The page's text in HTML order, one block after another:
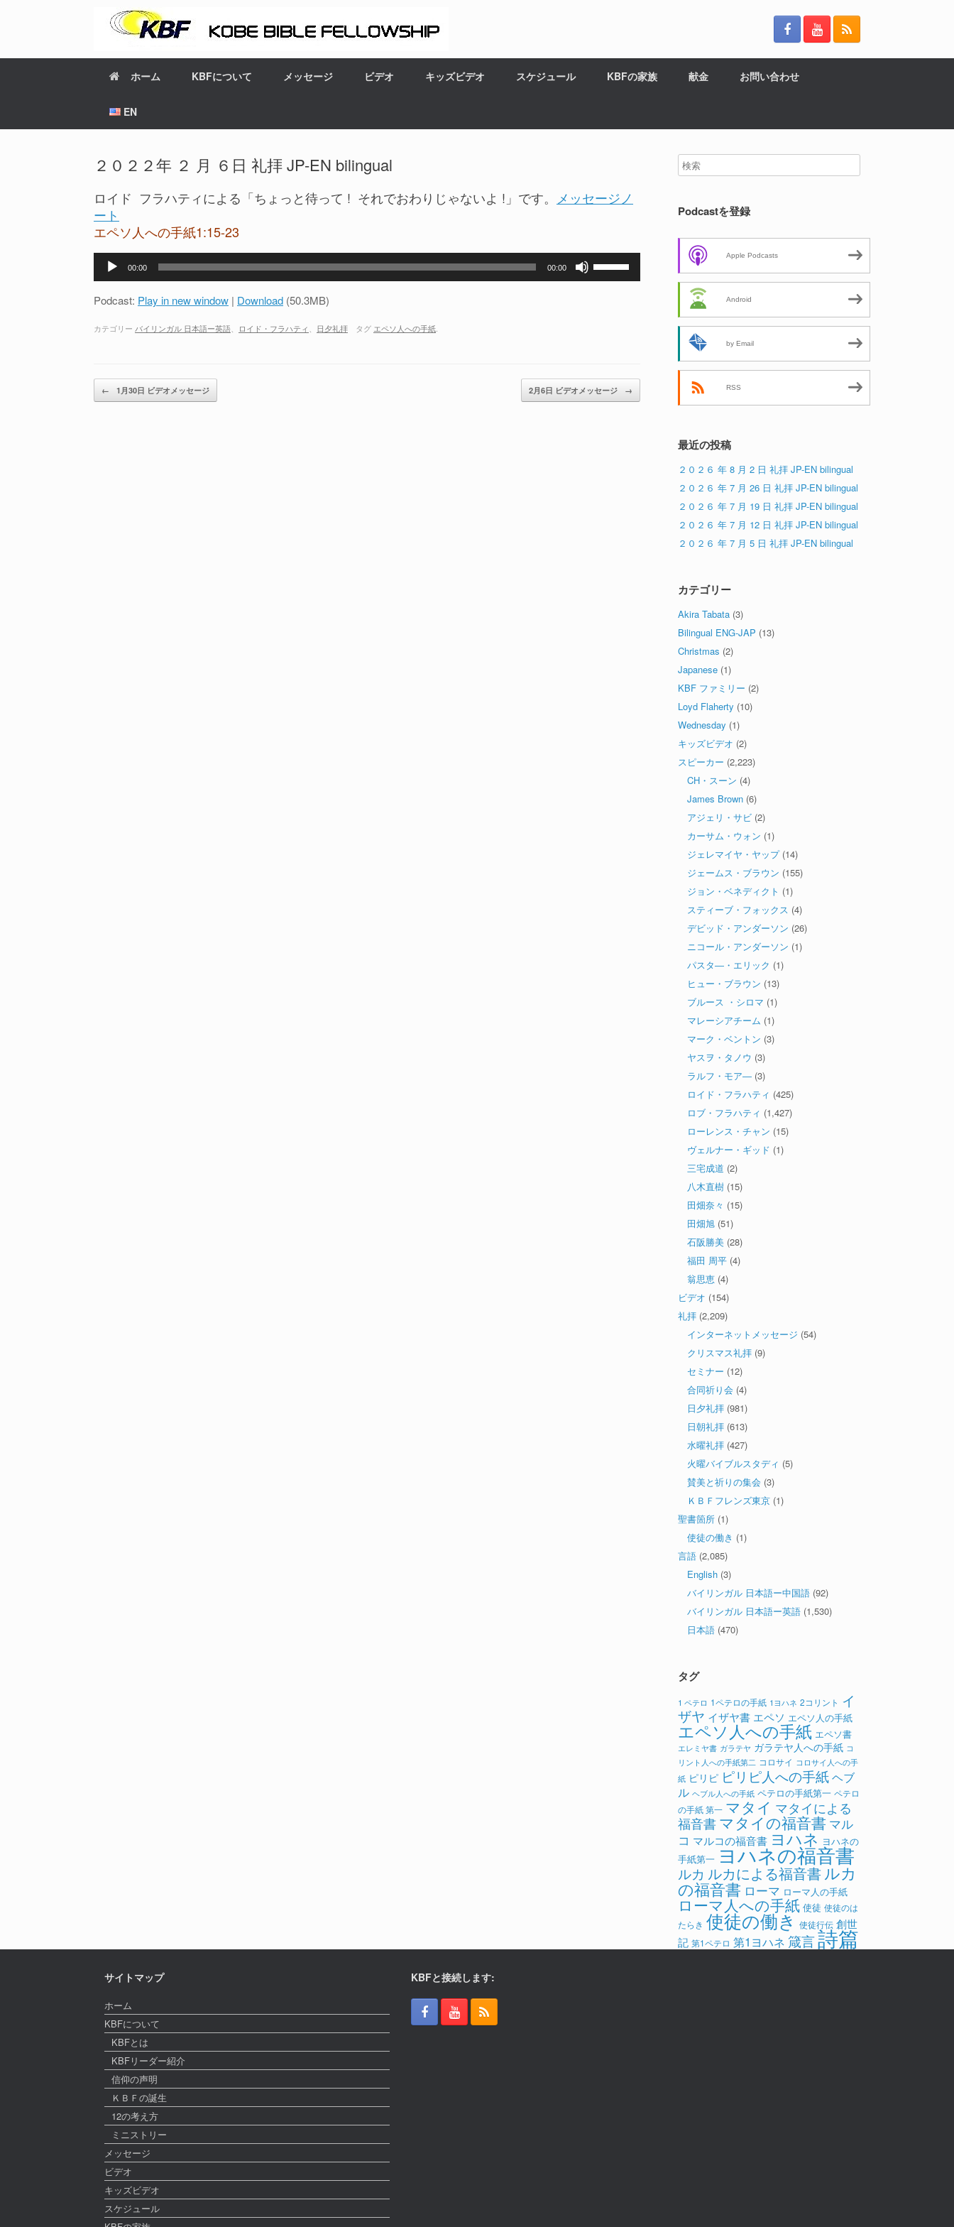
ホーム KBFについて メッセージ ビデオ キッズビデオ スケジュール KBFの家族 献金 お問い合わせ
EN
２０２２年 ２ 月 ６日 礼拝 JP-EN bilingual
ロイド フラハティによる「ちょっと待って ! それでおわりじゃないよ !」です。
メッセージノ
ート
エペソ人への手紙1:15-23
プ
ー
00:00 00:00
に
は
Podcast: Play in new window | Download (50.3MB)
カテゴリー バイリンガル 日本語ー英語 ロイド・フラハティ 日夕礼拝 タグ エペソ人への手紙
投稿ナビゲーション
← 1月30日 ビデオメッセージ 2月6日 ビデオメッセージ →
Podcastを登録
Apple Podcasts
Android
by Email
RSS
最近の投稿
２０２６ 年 8 月 2 日 礼拝 JP-EN bilingual
２０２６ 年 7 月 26 日 礼拝 JP-EN bilingual
２０２６ 年 7 月 19 日 礼拝 JP-EN bilingual
２０２６ 年 7 月 12 日 礼拝 JP-EN bilingual
２０２６ 年 7 月 5 日 礼拝 JP-EN bilingual
カテゴリー
Akira Tabata (3)
Bilingual ENG-JAP (13)
Christmas (2)
Japanese (1)
KBF ファミリー (2)
Loyd Flaherty (10)
Wednesday (1)
キッズビデオ (2)
スピーカー (2,223)
CH・スーン (4)
James Brown (6)
アジェリ・サビ (2)
カーサム・ウォン (1)
ジェレマイヤ・ヤップ(14)
ジェームス・ブラウン (155)
ジョン・ベネディクト (1)
スティーブ・フォックス (4)
デビッド・アンダーソン (26)
ニコール・アンダーソン (1)
パスタ―・エリック (1)
ヒュー・ブラウン (13)
ブルース ・シロマ (1)
マレーシアチーム (1)
マーク・ベントン (3)
ヤスヲ・タノウ (3)
ラルフ・モア― (3)
ロイド・フラハティ (425)
ロブ・フラハティ (1,427)
ローレンス・チャン (15)
ヴェルナー・ギッド (1)
三宅成道 (2)
八木直樹 (15)
田畑奈々 (15)
田畑旭 (51)
石阪勝美 (28)
福田 周平 (4)
翁思恵 (4)
ビデオ (154)
礼拝 (2,209)
インターネットメッセージ (54)
クリスマス礼拝 (9)
セミナー (12)
合同祈り会 (4)
日夕礼拝 (981)
日朝礼拝 (613)
水曜礼拝 (427)
火曜バイブルスタディ (5)
賛美と祈りの集会 (3)
ＫＢＦフレンズ東京 (1)
聖書箇所 (1)
使徒の働き (1)
言語 (2,085)
English (3)
バイリンガル 日本語ー中国語 (92)
バイリンガル 日本語ー英語 (1,530)
日本語 (470)
タグ
1 ペテロ 1ペテロの手紙 1ヨハネ 2コリント イ
ザヤ イザヤ書 エペソ エペソ人の手紙
エペソ人への手紙 エペソ書
エレミヤ書 ガラテヤ ガラテヤ人への手紙 コ
リント人への手紙第二 コロサイ コロサイ人への手
紙 ピリピ ピリピ人への手紙ヘブ
ル ヘブル人への手紙 ペテロの手紙第一 ペテロ
の手紙 第一 マタイ マタイによる
福音書 マタイの福音書 マル
コ マルコの福音書 ヨハネ ヨハネの
手紙第一 ヨハネの福音書
ルカ ルカによる福音書ルカ
の福音書 ローマ ローマ人の手紙
ローマ人への手紙 使徒 使徒のは
たらき 使徒の働き 使徒行伝 創世
記 第1ペテロ 第1ヨハネ 箴言詩篇
サイトマップ
ホーム
KBFについて
KBFとは
KBFリーダー紹介
信仰の声明
ＫＢＦの誕生
12の考え方
ミニストリー
メッセージ
ビデオ
キッズビデオ
スケジュール
KBFと接続します: